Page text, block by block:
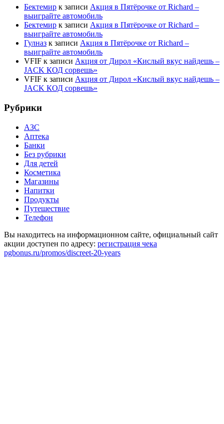
Бектемир к записи Акция в Пятёрочке от Richard –
выиграйте автомобиль
Бектемир к записи Акция в Пятёрочке от Richard –
выиграйте автомобиль
Гулназ к записи Акция в Пятёрочке от Richard –
выиграйте автомобиль
VFIF к записи Акция от Дирол «Кислый вкус найдешь –
JACK КОД сорвешь»
VFIF к записи Акция от Дирол «Кислый вкус найдешь –
JACK КОД сорвешь»
Рубрики
АЗС
Аптека
Банки
Без рубрики
Для детей
Косметика
Магазины
Напитки
Продукты
Путешествие
Телефон
Вы находитесь на информационном сайте, официальный сайт
акции доступен по адресу: регистрация чека
pgbonus.ru/promos/discreet-20-years